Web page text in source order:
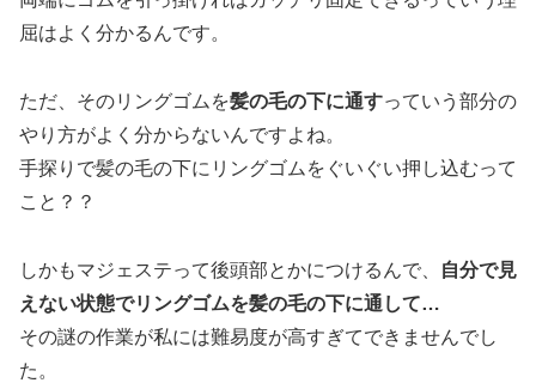
屈はよく分かるんです。
ただ、そのリングゴムを髪の毛の下に通すっていう部分の
やり方がよく分からないんですよね。
手探りで髪の毛の下にリングゴムをぐいぐい押し込むって
こと？？
しかもマジェステって後頭部とかにつけるんで、
自分で見
えない状態でリングゴムを髪の毛の下に通して…
その謎の作業が私には難易度が高すぎてできませんでし
た。